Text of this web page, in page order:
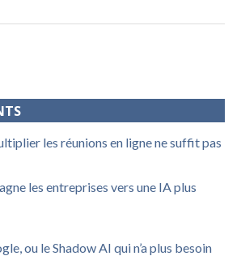
les réunions en ligne ne suffit pas
les entreprises vers une IA plus
ou le Shadow AI qui n’a plus besoin